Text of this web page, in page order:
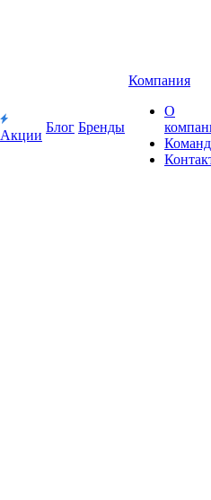
Акции
Блог Бренды
Компания
О